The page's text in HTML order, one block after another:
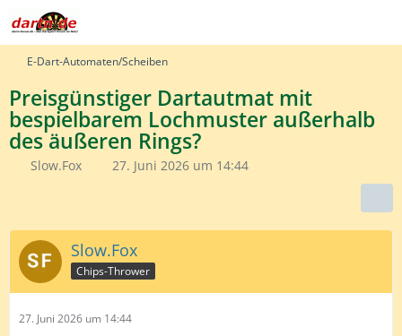
E-Dart-Automaten/Scheiben
Preisgünstiger Dartautmat mit
bespielbarem Lochmuster außerhalb
des äußeren Rings?
Slow.Fox 27. Juni 2026 um 14:44
Slow.Fox
Chips-Thrower
27. Juni 2026 um 14:44